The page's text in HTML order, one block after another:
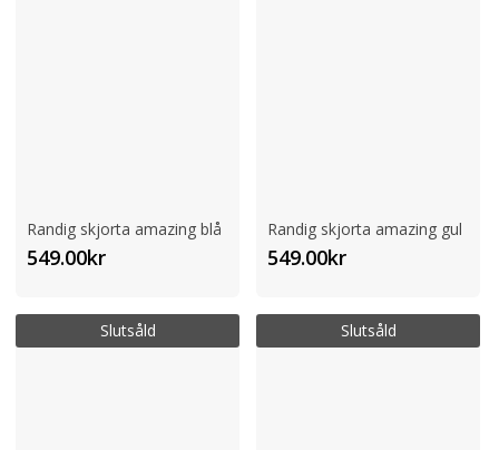
Randig skjorta amazing blå
549.00kr
Randig skjorta amazing gul
549.00kr
Slutsåld Slutsåld